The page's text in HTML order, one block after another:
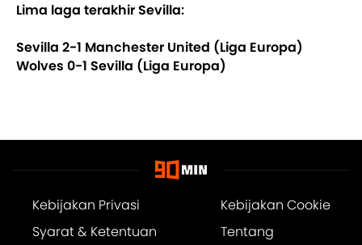
Lima laga terakhir Sevilla:
Sevilla 2-1 Manchester United (Liga Europa)
Wolves 0-1 Sevilla (Liga Europa)
Kebijakan Privasi
Kebijakan Cookie
Syarat & Ketentuan
Tentang